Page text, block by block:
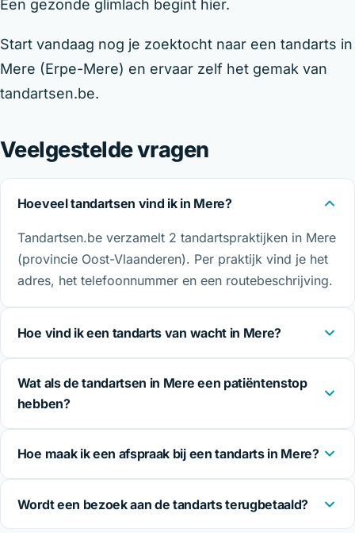
Een gezonde glimlach begint hier.
Start vandaag nog je zoektocht naar een tandarts in
Mere (Erpe-Mere) en ervaar zelf het gemak van
tandartsen.be.
Veelgestelde vragen
Hoeveel tandartsen vind ik in Mere?
Tandartsen.be verzamelt 2 tandartspraktijken in Mere
(provincie Oost-Vlaanderen). Per praktijk vind je het
adres, het telefoonnummer en een routebeschrijving.
Hoe vind ik een tandarts van wacht in Mere?
Wat als de tandartsen in Mere een patiëntenstop
hebben?
Hoe maak ik een afspraak bij een tandarts in Mere?
Wordt een bezoek aan de tandarts terugbetaald?